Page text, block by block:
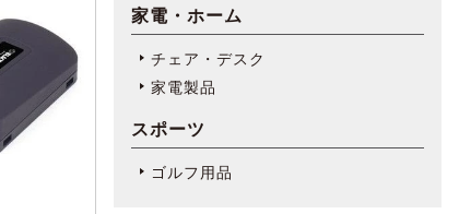
家電・ホーム
チェア・デスク
家電製品
スポーツ
ゴルフ用品